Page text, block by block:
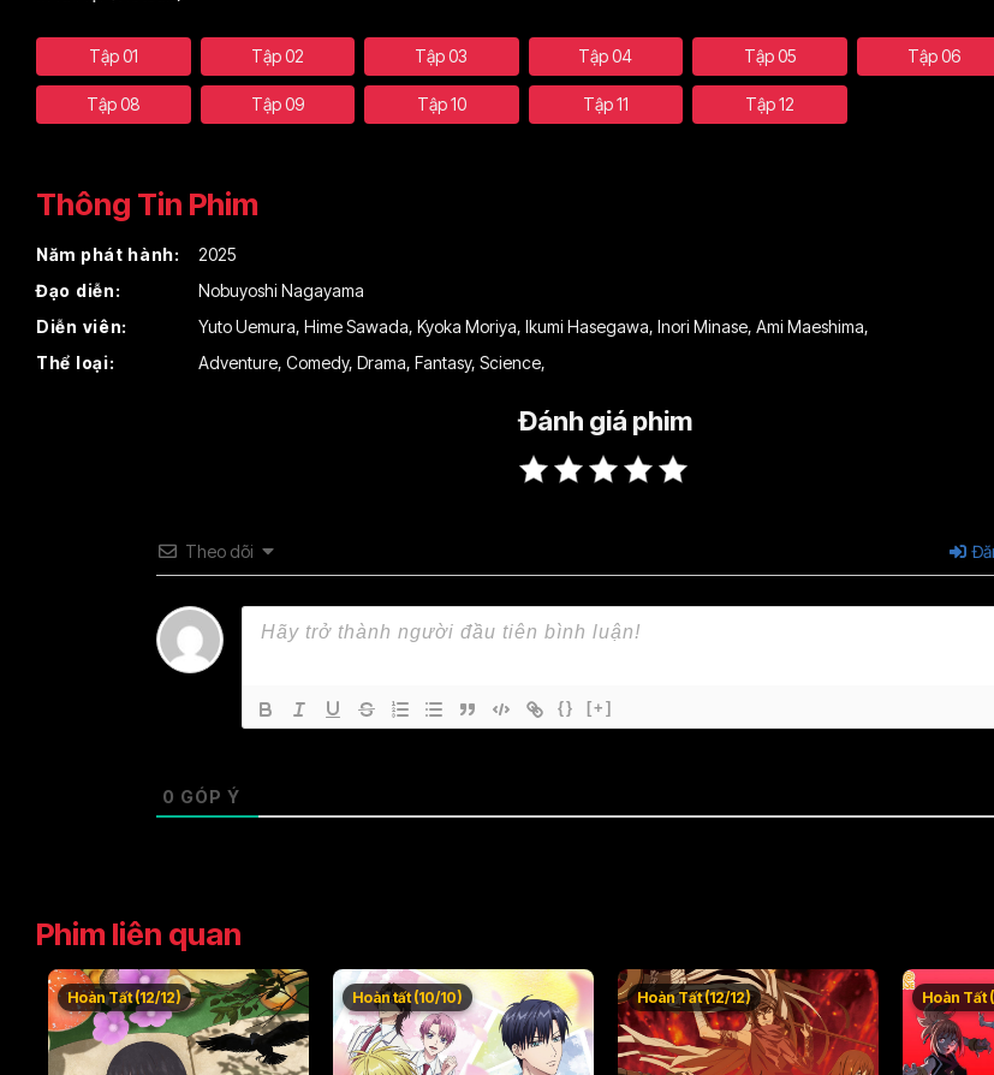
Tập 01 Tập 02 Tập 03 Tập 04 Tập 05 Tập 06
Tập 08 Tập 09 Tập 10 Tập 11 Tập 12
Thông Tin Phim
Năm phát hành:
2025
Đạo diễn:
Nobuyoshi Nagayama
Diễn viên:
Yuto Uemura, Hime Sawada, Kyoka Moriya, Ikumi Hasegawa, Inori Minase, Ami Maeshima,
Thể loại:
Adventure, Comedy, Drama, Fantasy, Science,
Đánh giá phim
Theo dõi
{} [+]
0 GÓP Ý
Phim liên quan
Hoàn Tất (12/12) Hoàn tất (10/10) Hoàn Tất (12/12) Hoàn Tất